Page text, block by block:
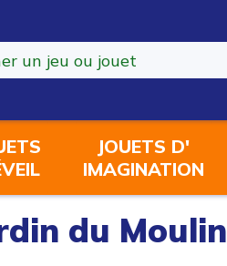
JOUETS D'
IMAGINATION
du Moulin